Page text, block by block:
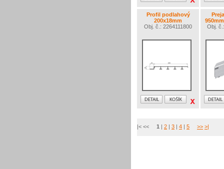
Profil podlahový
200x18mm
Obj. č.: 2264111800
Obj.
|< << 1 | 2 | 3 | 4 | 5 >> >|